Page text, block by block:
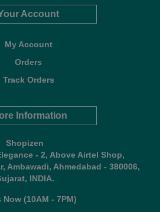
Account
My Account
Orders
Track Orders
Information
Shopizen
- 2, Above Airtel Shop,
Ambawadi, Ahmedabad - 380006,
INDIA.
Now (10AM - 7PM)